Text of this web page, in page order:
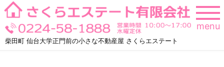
Skip
to
content
柴田町 仙台大学正門前の小さな不動産屋 さくらエステート
menu